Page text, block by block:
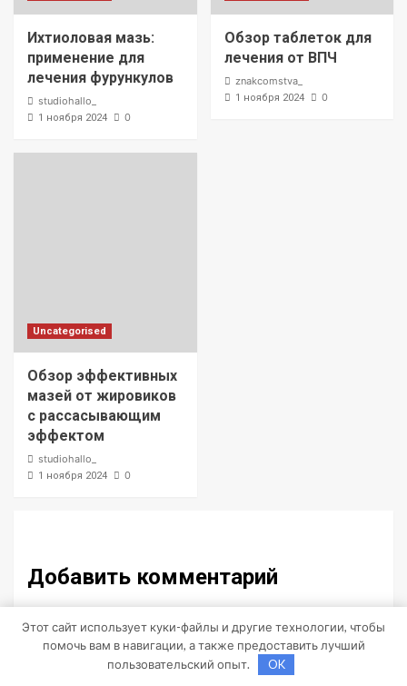
Ихтиоловая мазь:
применение для
лечения фурункулов
studiohallo_
1 ноября 2024 0
Обзор таблеток для
лечения от ВПЧ
znakcomstva_
1 ноября 2024 0
Uncategorised
Обзор эффективных
мазей от жировиков
с рассасывающим
эффектом
studiohallo_
1 ноября 2024 0
Добавить комментарий
авторизоваться .
Этот сайт использует куки-файлы и другие технологии, чтобы
помочь вам в навигации, а также предоставить лучший
пользовательский опыт.
OK